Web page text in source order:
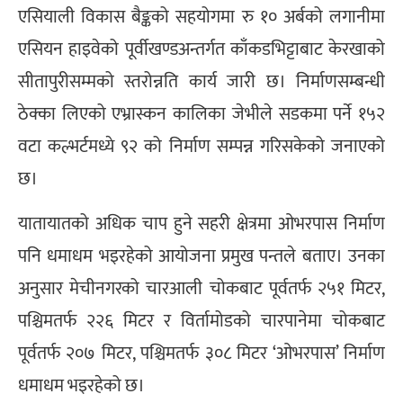
एसियाली विकास बैङ्कको सहयोगमा रु १० अर्बको लगानीमा
एसियन हाइवेको पूर्वीखण्डअन्तर्गत काँकडभिट्टाबाट केरखाको
सीतापुरीसम्मको स्तरोन्नति कार्य जारी छ। निर्माणसम्बन्धी
ठेक्का लिएको एभ्रास्कन कालिका जेभीले सडकमा पर्ने १५२
वटा कल्भर्टमध्ये ९२ को निर्माण सम्पन्न गरिसकेको जनाएको
छ।
यातायातको अधिक चाप हुने सहरी क्षेत्रमा ओभरपास निर्माण
पनि धमाधम भइरहेको आयोजना प्रमुख पन्तले बताए। उनका
अनुसार मेचीनगरको चारआली चोकबाट पूर्वतर्फ २५१ मिटर,
पश्चिमतर्फ २२६ मिटर र विर्तामोडको चारपानेमा चोकबाट
पूर्वतर्फ २०७ मिटर, पश्चिमतर्फ ३०८ मिटर ‘ओभरपास’ निर्माण
धमाधम भइरहेको छ।